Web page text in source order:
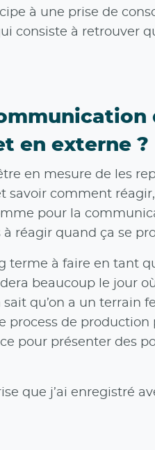
à une prise de
consiste à retrouver
en externe ?
en mesure de les
comment
pour la
réagir quand ça se
terme à faire en tant
beaucoup le jour
qu’on a un terrain
process de production
pour présenter des
que j’ai enregistré